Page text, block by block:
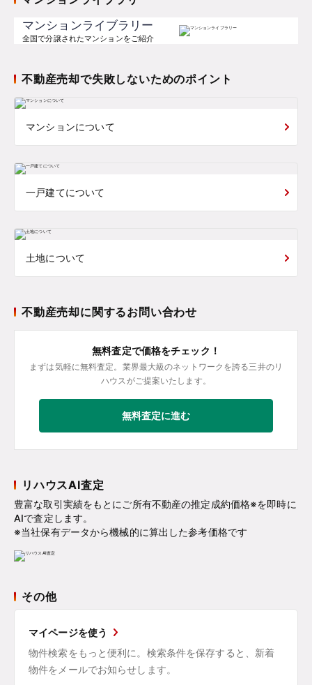
マンションライブラリー
全国で分譲されたマンションをご紹介
不動産売却で失敗しないためのポイント
マンションについて
一戸建てについて
土地について
不動産売却に関するお問い合わせ
無料査定で価格をチェック！
まずは気軽に無料査定。業界最大級のネットワークを誇る三井のリ
ハウスがご提案いたします。
無料査定に進む
リハウスAI査定
豊富な取引実績をもとにご所有不動産の推定成約価格※を即時に
AIで査定します。
※当社保有データから機械的に算出した参考価格です
その他
マイページを使う
物件検索をもっと便利に。検索条件を保存すると、新着
物件をメールでお知らせします。